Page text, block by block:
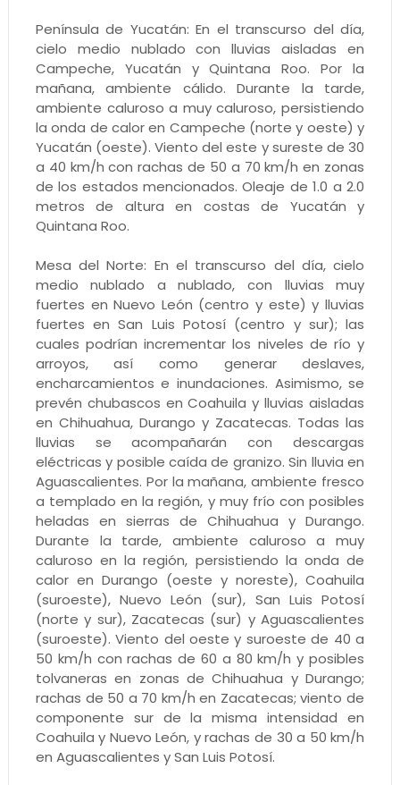
Península de Yucatán: En el transcurso del día,
cielo medio nublado con lluvias aisladas en
Campeche, Yucatán y Quintana Roo. Por la
mañana, ambiente cálido. Durante la tarde,
ambiente caluroso a muy caluroso, persistiendo
la onda de calor en Campeche (norte y oeste) y
Yucatán (oeste). Viento del este y sureste de 30
a 40 km/h con rachas de 50 a 70 km/h en zonas
de los estados mencionados. Oleaje de 1.0 a 2.0
metros de altura en costas de Yucatán y
Quintana Roo.
Mesa del Norte: En el transcurso del día, cielo
medio nublado a nublado, con lluvias muy
fuertes en Nuevo León (centro y este) y lluvias
fuertes en San Luis Potosí (centro y sur); las
cuales podrían incrementar los niveles de río y
arroyos, así como generar deslaves,
encharcamientos e inundaciones. Asimismo, se
prevén chubascos en Coahuila y lluvias aisladas
en Chihuahua, Durango y Zacatecas. Todas las
lluvias se acompañarán con descargas
eléctricas y posible caída de granizo. Sin lluvia en
Aguascalientes. Por la mañana, ambiente fresco
a templado en la región, y muy frío con posibles
heladas en sierras de Chihuahua y Durango.
Durante la tarde, ambiente caluroso a muy
caluroso en la región, persistiendo la onda de
calor en Durango (oeste y noreste), Coahuila
(suroeste), Nuevo León (sur), San Luis Potosí
(norte y sur), Zacatecas (sur) y Aguascalientes
(suroeste). Viento del oeste y suroeste de 40 a
50 km/h con rachas de 60 a 80 km/h y posibles
tolvaneras en zonas de Chihuahua y Durango;
rachas de 50 a 70 km/h en Zacatecas; viento de
componente sur de la misma intensidad en
Coahuila y Nuevo León, y rachas de 30 a 50 km/h
en Aguascalientes y San Luis Potosí.